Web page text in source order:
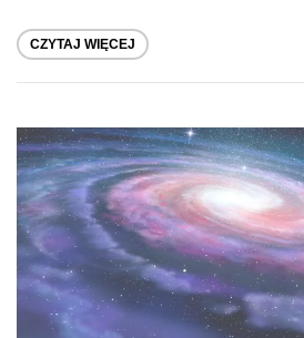
CZYTAJ WIĘCEJ